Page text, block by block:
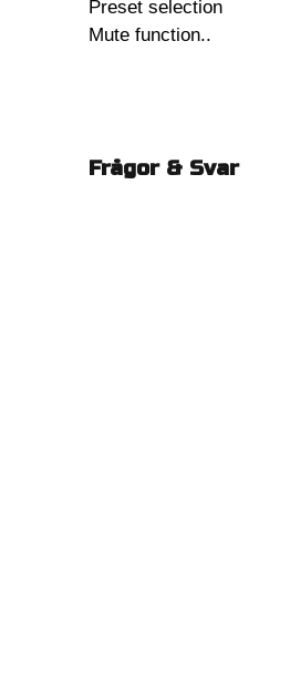
Preset selection
Mute function..
Frågor & Svar